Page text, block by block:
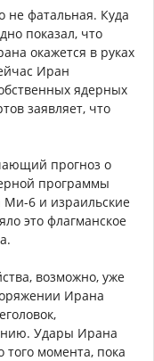
не фатальная. Куда
показал, что
окажется в руках
Иран
ядерных
заявляет, что
прогноз о
программы
Ми-6 и израильские
это флагманское
возможно, уже
Ирана
Удары Ирана
момента, пока